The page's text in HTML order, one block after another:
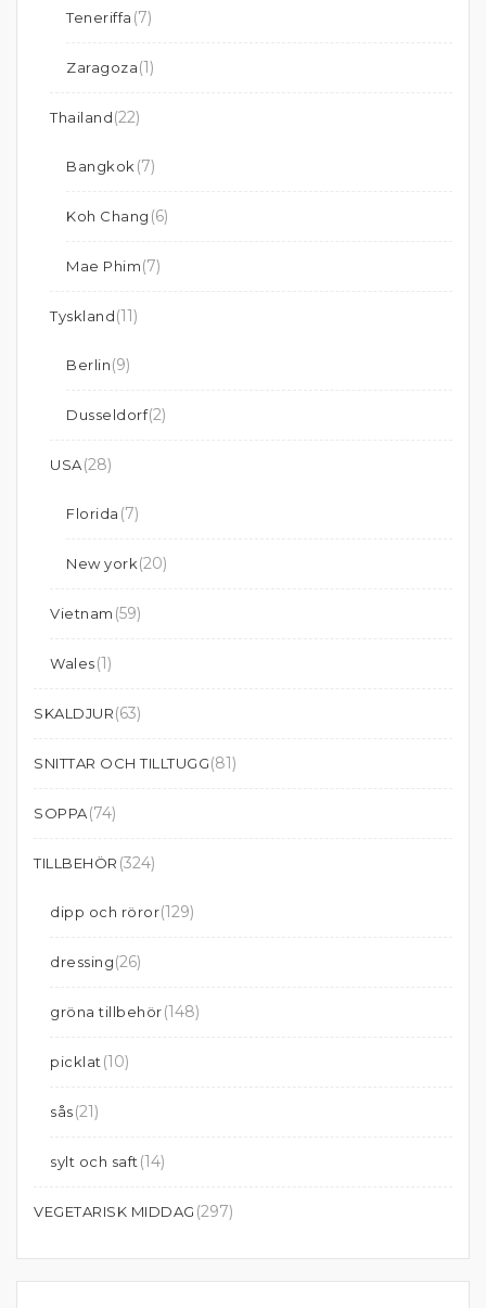
Teneriffa (7)
Zaragoza(1)
Thailand(22)
Bangkok (7)
Koh Chang (6)
Mae Phim(7)
Tyskland(11)
Berlin(9)
Dusseldorf(2)
USA(28)
Florida (7)
New york(20)
Vietnam (59)
Wales(1)
SKALDJUR(63)
SNITTAR OCH TILLTUGG(81)
SOPPA(74)
TILLBEHÖR (324)
dipp och röror(129)
dressing(26)
gröna tillbehör(148)
picklat (10)
sås(21)
sylt och saft (14)
VEGETARISK MIDDAG (297)